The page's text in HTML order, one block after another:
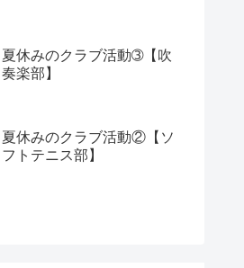
夏休みのクラブ活動➂【吹
奏楽部】
夏休みのクラブ活動②【ソ
フトテニス部】